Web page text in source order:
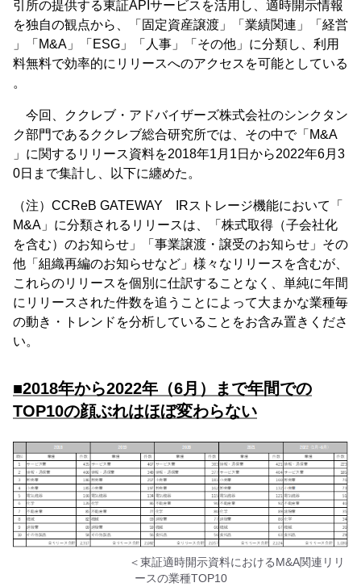
引所の提供する東証APIサービスを活用し、適時開示情報
を独自の観点から、「固定資産譲渡」「業績関連」「経営
」「M&A」「ESG」「人事」「その他」に分類し、利用
料無料で効率的にリリースへのアクセスを可能としている
。
今回、ククレブ・アドバイザーズ株式会社のシンクタン
ク部門であるククレブ総合研究所では、その中で「M&A
」に関するリリース資料を2018年1月1日から2022年6月3
0日まで集計し、以下に纏めた。
（注）CCReB GATEWAY IRストレージ機能において「
M&A」に分類されるリリースは、「株式取得（子会社化
を含む）のお知らせ」「事業譲渡・譲受のお知らせ」その
他「組織再編のお知らせなど」様々なリリースを含むが、
これらのリリースを個別に仕訳することなく、単純に年間
にリリースされた件数を追うことによって大まかな業種毎
の動き・トレンドを分析していることをお含み置きくださ
い。
■2018年から2022年（6月）まで年間での
TOP10の顔ぶれはほぼ変わらない
＜東証適時開示資料におけるM&A関連リリ
ースの業種TOP10